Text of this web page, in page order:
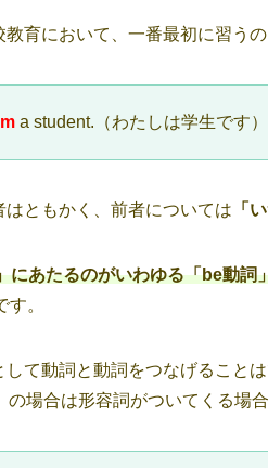
育において、一番最初に習うの
a student.（わたしは学生です）
はともかく、前者については 「
にあたるのがいわゆる「be動詞
。
て動詞と動詞をつなげること
の場合は形容詞がついてくる場合